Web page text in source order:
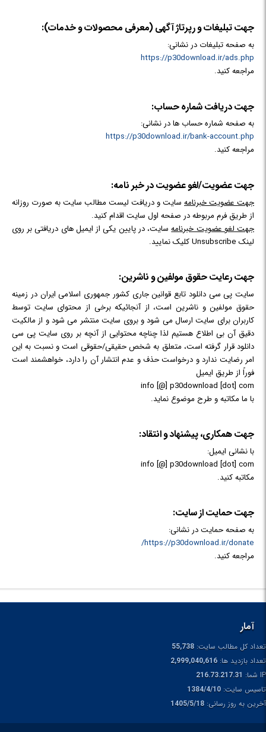
جهت تبلیغات و رپرتاژ آگهی (معرفی محصولات و خدمات):
به صفحه تبلیغات در نشانی:
https://p30download.ir/ads.php
مراجعه کنید.
جهت دریافت شماره حساب:
به صفحه شماره حساب ها در نشانی:
https://p30download.ir/bank-account.php
مراجعه کنید.
جهت عضویت/لغو عضویت در خبر نامه:
جهت عضویت خبرنامه سایت و دریافت لیست مطالب سایت به صورت روزانه
از طریق فرم مربوطه در صفحه اول سایت اقدام کنید.
جهت لغو عضویت خبرنامهسایت، در پایین یکی از ایمیل های دریافتی بر روی
لینک Unsubscribe کلیک نمایید.
جهت رعایت حقوق مولفین و ناشرین:
سایت پی سی دانلود تابع قوانین جاری کشور جمهوری اسلامی ایران در زمینه
حقوق مولفین و ناشرین است، از آنجائیکه برخی از محتوای سایت توسط
کاربران برای سایت ارسال می شود و بروی سایت منتشر می شود و از مالکیت
دقیق آن بی اطلاع هستیم لذا چناچه محتوایی از آنچه بر روی سایت پی سی
دانلود قرار گرفته است، متعلق به شخص حقیقی/حقوقی است و نسبت به این
امر رضایت ندارد و درخواست حذف و عدم انتشار آن را دارد، خواهشمند است
فوراً از طریق ایمیل
info [@] p30download [dot] com
با ما مکاتبه و طرح موضوع نماید.
جهت همکاری، پیشنهاد و انتقاد:
با نشانی ایمیل:
info [@] p30download [dot] com
مکاتبه کنید.
جهت حمایت از سایت:
به صفحه حمایت در نشانی:
https://p30download.ir/donate/
مراجعه کنید.
آمار
تعداد کل مطالب سایت: 55,738
تعداد بازدید ها: 2,999,040,616
IP شما:
216.73.217.31
تاسیس سایت: 1384/4/10
آخرین به روز رسانی: 1405/5/18